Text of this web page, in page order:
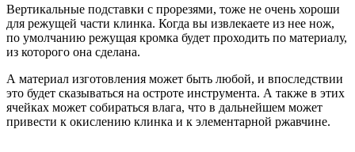
Вертикальные подставки с прорезями, тоже не очень хороши
для режущей части клинка. Когда вы извлекаете из нее нож,
по умолчанию режущая кромка будет проходить по материалу,
из которого она сделана.
А материал изготовления может быть любой, и впоследствии
это будет сказываться на остроте инструмента. А также в этих
ячейках может собираться влага, что в дальнейшем может
привести к окислению клинка и к элементарной ржавчине.